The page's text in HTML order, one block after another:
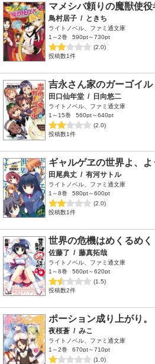
マメシバ頼りの魔獣使役
鳥村居子 / ときち
ライトノベル、ファミ通文庫
1～2巻
590pt～730pt
(2.0)
投稿数1件
吉永さん家のガーゴイル
田口仙年堂 / 日向悠二
ライトノベル、ファミ通文庫
1～15巻
560pt～640pt
(2.0)
投稿数1件
ギャルゲヱの世界よ、よ
田尾典丈 / 有河サトル
ライトノベル、ファミ通文庫
1～8巻
580pt～600pt
(2.0)
投稿数1件
世界の危機はめくるめく
佐藤了 / 藤真拓哉
ライトノベル、ファミ通文庫
1～8巻
560pt～620pt
(1.5)
投稿数2件
ポーション成り上がり。
夜桜蒼 / みこ
ライトノベル、ファミ通文庫
1～2巻
670pt～710pt
(1.0)